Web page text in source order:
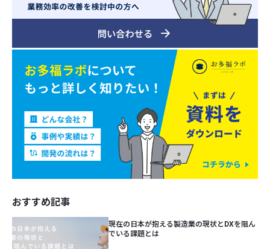
おすすめ記事
現在の日本が抱える製造業の現状とDXを阻ん
でいる課題とは